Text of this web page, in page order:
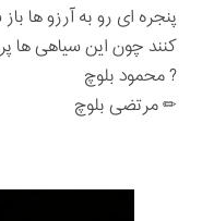
پنجره ای رو به آرزو ها
کنند چون این سیاهی ها
? محمود بلوچ
✏ مرتضی بلوچ